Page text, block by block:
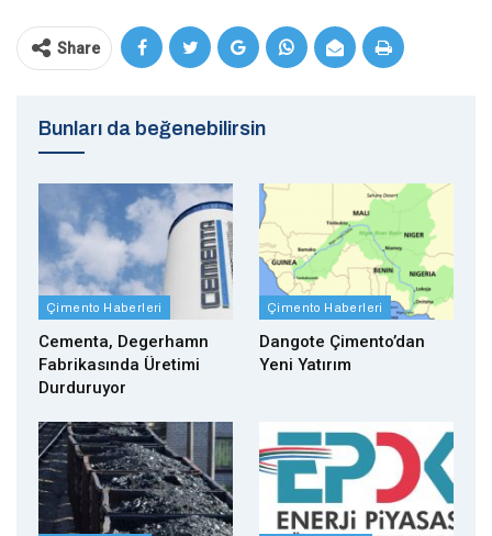
Share
Bunları da beğenebilirsin
Çimento Haberleri
Cementa, Degerhamn
Fabrikasında Üretimi
Durduruyor
Çimento Haberleri
Dangote Çimento’dan
Yeni Yatırım